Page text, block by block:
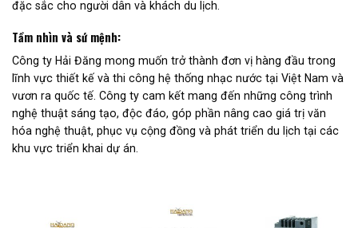
đặc sắc cho người dân và khách du lịch.
Tầm nhìn và sứ mệnh:
Công ty Hải Đăng mong muốn trở thành đơn vị hàng đầu trong
lĩnh vực thiết kế và thi công hệ thống nhạc nước tại Việt Nam và
vươn ra quốc tế. Công ty cam kết mang đến những công trình
nghệ thuật sáng tạo, độc đáo, góp phần nâng cao giá trị văn
hóa nghệ thuật, phục vụ cộng đồng và phát triển du lịch tại các
khu vực triển khai dự án.